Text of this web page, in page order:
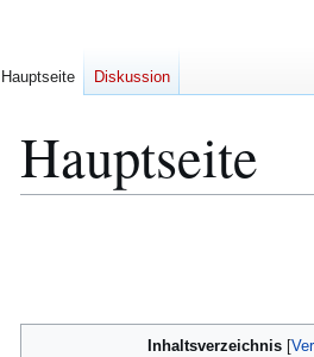
Hauptseite
Inhaltsverzeichnis
Hauptseite Diskussion